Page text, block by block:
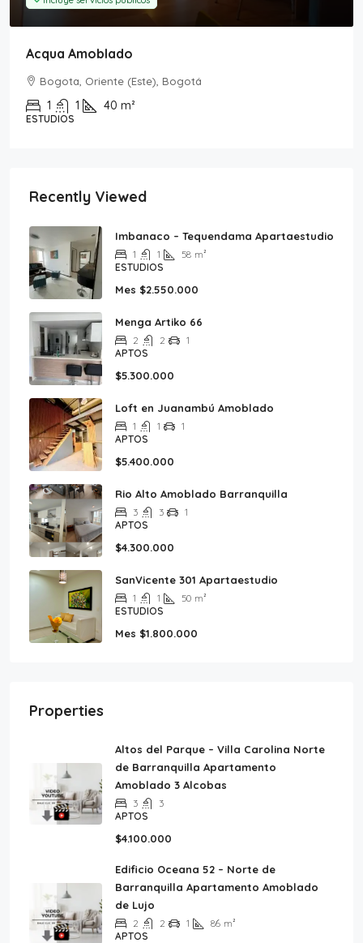
Acqua Amoblado
Bogota, Oriente (Este), Bogotá
1 1 40 m²
ESTUDIOS
Recently Viewed
Imbanaco – Tequendama Apartaestudio
1 1 58 m²
ESTUDIOS
Mes $2.550.000
Menga Artiko 66
2 2
1
APTOS
$5.300.000
Loft en Juanambú Amoblado
1 1
1
APTOS
$5.400.000
Rio Alto Amoblado Barranquilla
3 3
1
APTOS
$4.300.000
SanVicente 301 Apartaestudio
1 1 50 m²
ESTUDIOS
Mes $1.800.000
Properties
Altos del Parque – Villa Carolina Norte
de Barranquilla Apartamento
Amoblado 3 Alcobas
3
3
APTOS
$4.100.000
Edificio Oceana 52 – Norte de
Barranquilla Apartamento Amoblado
de Lujo
2 2 1 86 m²
APTOS